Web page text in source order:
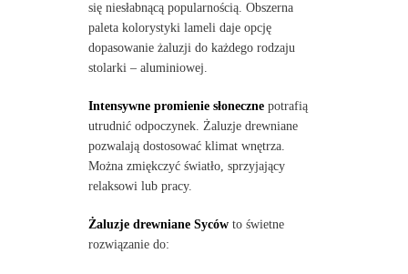
się niesłabnącą popularnością. Obszerna
paleta kolorystyki lameli daje opcję
dopasowanie żaluzji do każdego rodzaju
stolarki – aluminiowej.
Intensywne promienie słonecznepotrafią
utrudnić odpoczynek. Żaluzje drewniane
pozwalają dostosować klimat wnętrza.
Można zmiękczyć światło, sprzyjający
relaksowi lub pracy.
Żaluzje drewniane Sycówto świetne
rozwiązanie do: